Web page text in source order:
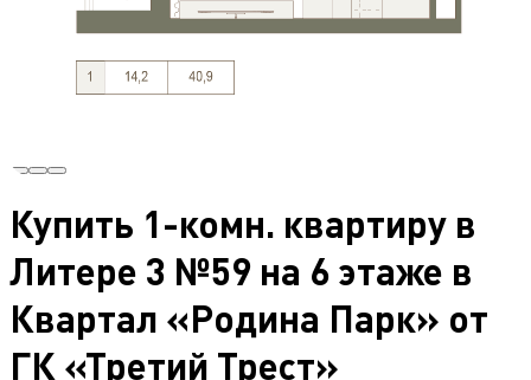
Купить 1-комн. квартиру в
Литере 3 №59 на 6 этаже в
Квартал «Родина Парк» от
ГК «Третий Трест»